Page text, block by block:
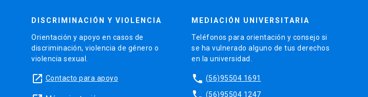
DISCRIMINACIÓN Y VIOLENCIA
Orientación y apoyo en casos de
discriminación, violencia de género o
violencia sexual.
launch Contacto para apoyo
MEDIACIÓN UNIVERSITARIA
Teléfonos para orientación y consejo si
se ha vulnerado alguno de tus derechos
en la universidad.
phone (56)95504 1691
(56)95504 1247